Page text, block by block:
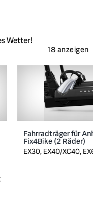
Wetter!
18 anzeigen
Fahrradträger für
Fix4Bike (2 Räder)
EX30, EX40/XC40,